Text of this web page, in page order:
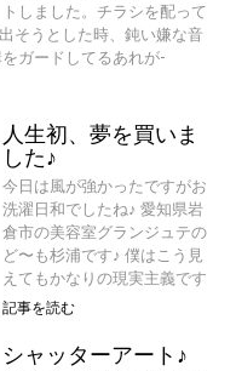
トしました。チラシを配って
そうとした時、鈍い嫌な音
ガードしてるあれが-
人生初、夢を買いま
した♪
今日は風が強かったですがお
洗濯日和でしたね♪ 愛知県岩
倉市の美容室グランジュテの
ど〜も杉浦です♪ 僕はこう見
えてもかなりの現実主義です
記事を読む
シャッターアート♪